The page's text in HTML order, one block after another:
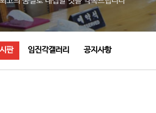
판 임진각갤러리 공지사항